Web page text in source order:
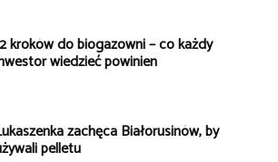
kroków do biogazowni – co każdy
wiedzieć powinien
zachęca Białorusinów, by
pelletu